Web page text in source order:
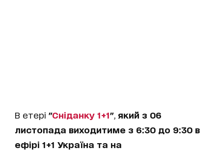
В етері "Сніданку 1+1" який з 06
листопада виходитиме з 6:30 до 9:30 в
ефірі 1+1 Україна та на